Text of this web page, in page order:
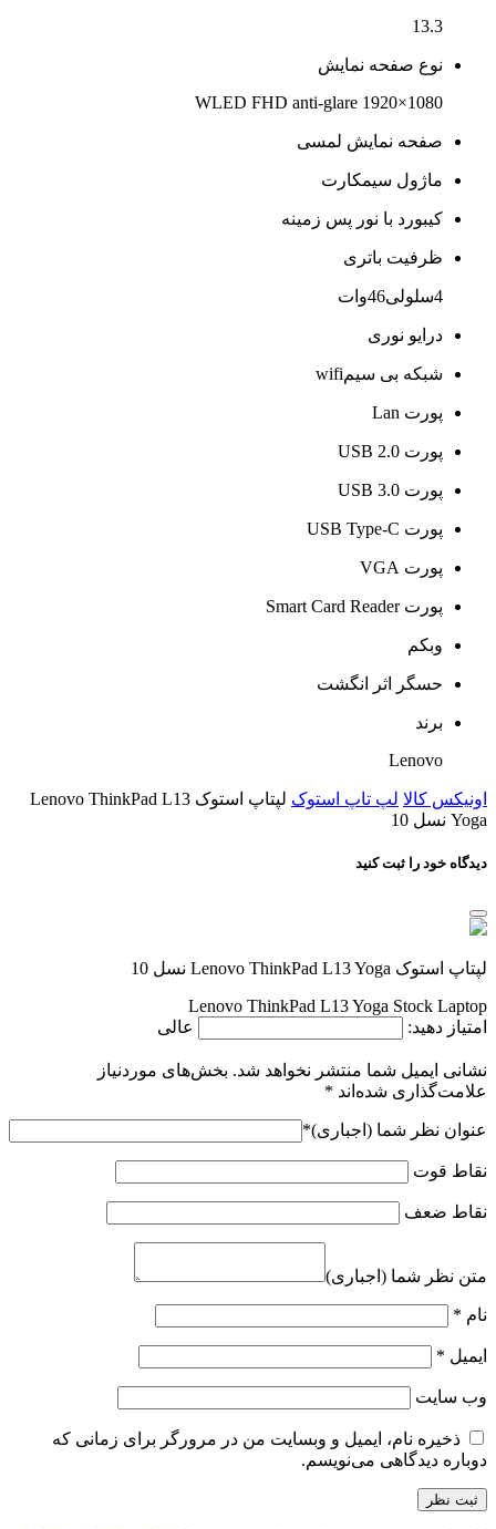
13.3
نوع صفحه نمایش
WLED FHD anti-glare 1920×1080
صفحه نمایش لمسی
ماژول سیمکارت
کیبورد با نور پس زمینه
ظرفیت باتری
4سلولی46وات
درایو نوری
شبکه بی سیمwifi
پورت Lan
پورت USB 2.0
پورت USB 3.0
پورت USB Type-C
پورت VGA
پورت Smart Card Reader
وبکم
حسگر اثر انگشت
برند
Lenovo
اونیکس کالا لپ تاپ استوک
لپتاپ استوک Lenovo ThinkPad L13
Yoga نسل 10
دیدگاه خود را ثبت کنید
لپتاپ استوک Lenovo ThinkPad L13 Yoga نسل 10
Lenovo ThinkPad L13 Yoga Stock Laptop
امتیاز دهید:
عالی
نشانی ایمیل شما منتشر نخواهد شد. بخش‌های موردنیاز
علامت‌گذاری شده‌اند *
عنوان نظر شما (اجباری)*
نقاط قوت
نقاط ضعف
متن نظر شما (اجباری)
نام *
ایمیل *
وب‌ سایت
ذخیره نام، ایمیل و وبسایت من در مرورگر برای زمانی که
دوباره دیدگاهی می‌نویسم.